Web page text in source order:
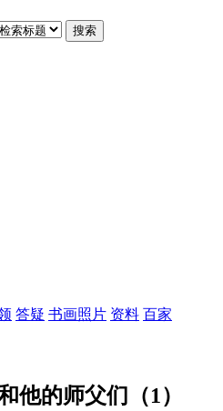
搜索
答疑 书画照片 资料 百家
他的师父们（1）